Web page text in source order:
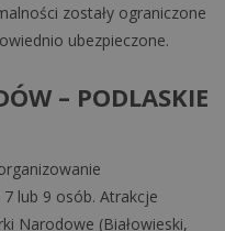
zostały ograniczone
ubezpieczone.
– PODLASKIE
lub 9 osób. Atrakcje
Narodowe (Białowieski,